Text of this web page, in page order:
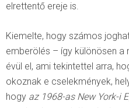
elrettentő ereje is.
Kiemelte, hogy számos
emberölés – így különösen
évül el, ami tekintettel arra,
okoznak e cselekmények,
hogy az 1968-as New York-i